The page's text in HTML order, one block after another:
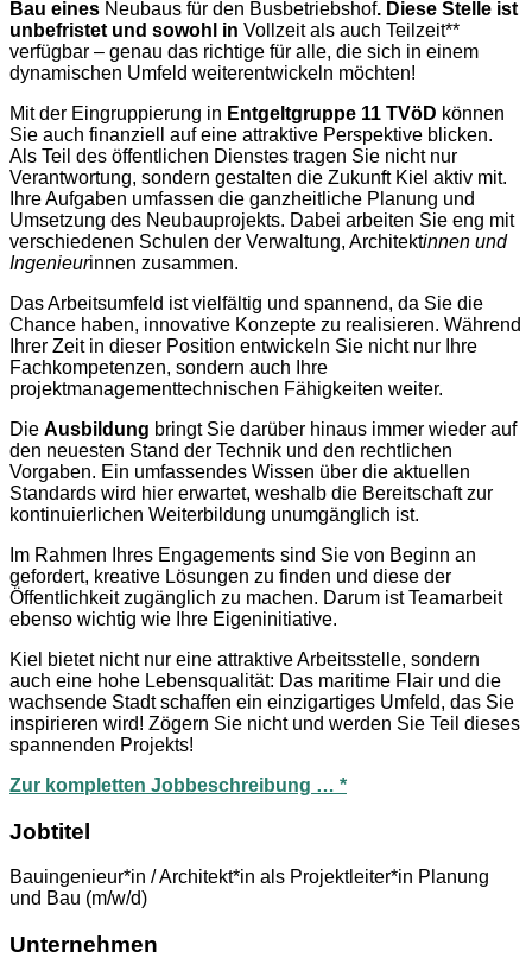
Bau eines Neubaus für den Busbetriebshof. Diese Stelle ist
unbefristet und sowohl in Vollzeit als auch Teilzeit**
verfügbar – genau das richtige für alle, die sich in einem
dynamischen Umfeld weiterentwickeln möchten!
Mit der Eingruppierung in Entgeltgruppe 11 TVöD können
Sie auch finanziell auf eine attraktive Perspektive blicken.
Als Teil des öffentlichen Dienstes tragen Sie nicht nur
Verantwortung, sondern gestalten die Zukunft Kiel aktiv mit.
Ihre Aufgaben umfassen die ganzheitliche Planung und
Umsetzung des Neubauprojekts. Dabei arbeiten Sie eng mit
verschiedenen Schulen der Verwaltung, Architektinnen und
Ingenieurinnen zusammen.
Das Arbeitsumfeld ist vielfältig und spannend, da Sie die
Chance haben, innovative Konzepte zu realisieren. Während
Ihrer Zeit in dieser Position entwickeln Sie nicht nur Ihre
Fachkompetenzen, sondern auch Ihre
projektmanagementtechnischen Fähigkeiten weiter.
Die Ausbildung bringt Sie darüber hinaus immer wieder auf
den neuesten Stand der Technik und den rechtlichen
Vorgaben. Ein umfassendes Wissen über die aktuellen
Standards wird hier erwartet, weshalb die Bereitschaft zur
kontinuierlichen Weiterbildung unumgänglich ist.
Im Rahmen Ihres Engagements sind Sie von Beginn an
gefordert, kreative Lösungen zu finden und diese der
Öffentlichkeit zugänglich zu machen. Darum ist Teamarbeit
ebenso wichtig wie Ihre Eigeninitiative.
Kiel bietet nicht nur eine attraktive Arbeitsstelle, sondern
auch eine hohe Lebensqualität: Das maritime Flair und die
wachsende Stadt schaffen ein einzigartiges Umfeld, das Sie
inspirieren wird! Zögern Sie nicht und werden Sie Teil dieses
spannenden Projekts!
Zur kompletten Jobbeschreibung … *
Jobtitel
Bauingenieur*in / Architekt*in als Projektleiter*in Planung
und Bau (m/w/d)
Unternehmen